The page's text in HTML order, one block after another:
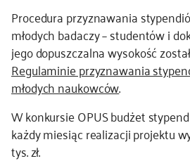
Procedura przyznawania
młodych badaczy – studentów i
jego dopuszczalna wysokość
Regulaminie przyznawania
młodych naukowców.
W konkursie OPUS budżet
każdy miesiąc realizacji projektu
tys. zł.